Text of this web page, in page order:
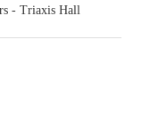
- Triaxis Hall